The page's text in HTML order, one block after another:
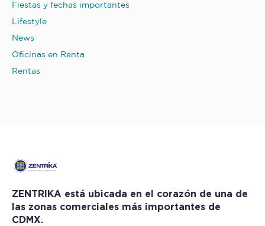
Fiestas y fechas importantes
Lifestyle
News
Oficinas en Renta
Rentas
ZENTRIKA está ubicada en el corazón de una de
las zonas comerciales más importantes de
CDMX.